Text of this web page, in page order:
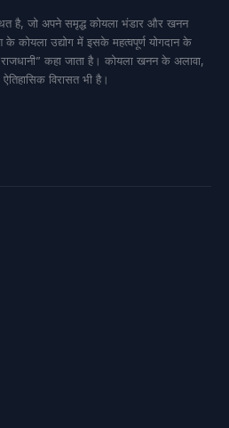
है, जो अपने समृद्ध कोयला भंडार और खनन
के कोयला उद्योग में इसके महत्वपूर्ण योगदान के
कहा जाता है। कोयला खनन के अलावा,
विरासत भी है।